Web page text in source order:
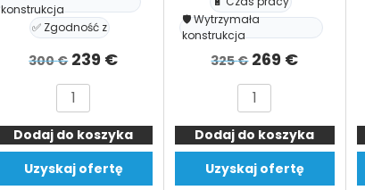
konstrukcja
✅ Zgodność z
300€ Pierwotna
cena
wynosiła:
300 €.
239 €Aktualna
239 €.
ilość
SMITH
Elektryczny
Wózek
Paletowy
Dodaj do koszyka
Uzyskaj ofertę
🛡️ Wytrzymała
konstrukcja
325€ Pierwotna
cena
wynosiła:
325 €.
269 €Aktualna
269 €.
ilość
Wózek
widłowy
elektryczny
SMITH
Dodaj do koszyka
Uzyskaj ofertę